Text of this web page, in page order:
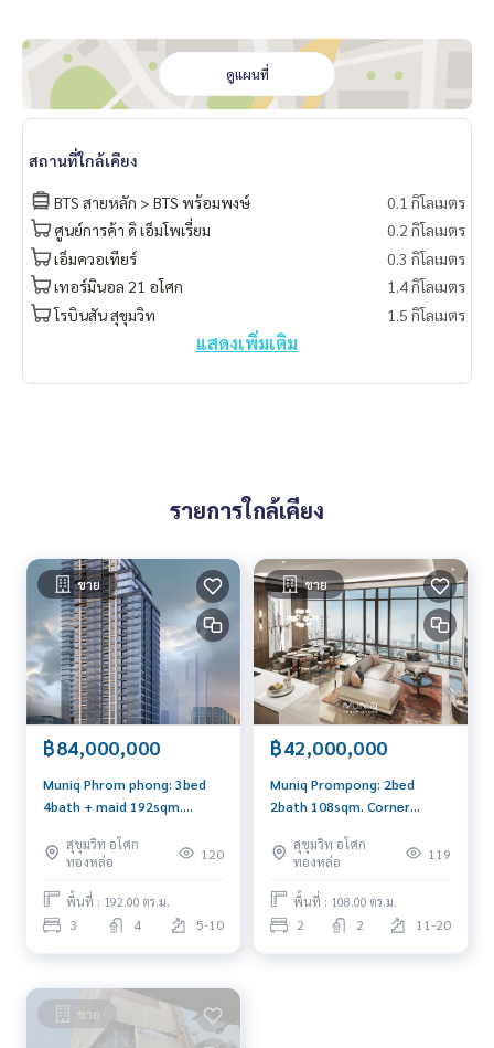
ดูแผนที่
สถานที่ใกล้เคียง
BTS สายหลัก > BTS พร้อมพงษ์
0.1 กิโลเมตร
ศูนย์การค้า ดิ เอ็มโพเรี่ยม
0.2 กิโลเมตร
เอ็มควอเทียร์
0.3 กิโลเมตร
เทอร์มินอล 21 อโศก
1.4 กิโลเมตร
โรบินสัน สุขุมวิท
1.5 กิโลเมตร
แสดงเพิ่มเติม
รายการใกล้เคียง
ขาย
฿84,000,000
Muniq Phrom phong: 3bed
4bath + maid 192sqm.
0656199198
สุขุมวิท อโศก
ทองหล่อ
120
พื้นที่ : 192.00 ตร.ม.
3 4 5-10
ขาย
฿42,000,000
Muniq Prompong: 2bed
2bath 108sqm. Corner
0656199198
สุขุมวิท อโศก
ทองหล่อ
119
พื้นที่ : 108.00 ตร.ม.
2 2 11-20
ขาย